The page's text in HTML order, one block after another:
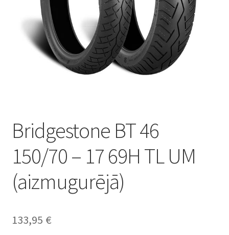
Bridgestone BT 46
150/70 – 17 69H TL UM
(aizmugurējā)
133,95 €